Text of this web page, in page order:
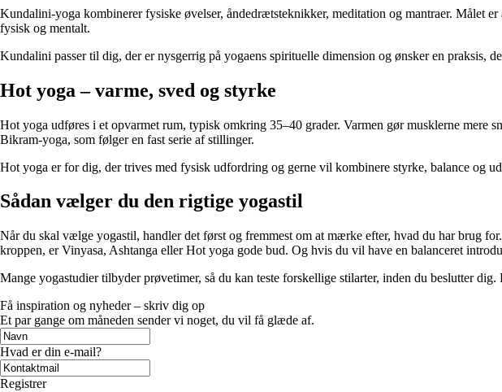
Kundalini-yoga kombinerer fysiske øvelser, åndedrætsteknikker, meditation og mantraer. Målet
fysisk og mentalt.
Kundalini passer til dig, der er nysgerrig på yogaens spirituelle dimension og ønsker en praksis,
Hot yoga – varme, sved og styrke
Hot yoga udføres i et opvarmet rum, typisk omkring 35–40 grader. Varmen gør musklerne
Bikram-yoga, som følger en fast serie af stillinger.
Hot yoga er for dig, der trives med fysisk udfordring og gerne vil kombinere styrke, balance og
Sådan vælger du den rigtige yogastil
Når du skal vælge yogastil, handler det først og fremmest om at mærke efter, hvad du har brug
kroppen, er Vinyasa, Ashtanga eller Hot yoga gode bud. Og hvis du vil have en balanceret
Mange yogastudier tilbyder prøvetimer, så du kan teste forskellige stilarter, inden du beslutter
Få inspiration og nyheder – skriv dig op
Et par gange om måneden sender vi noget, du vil få glæde af.
Hvad er din e-mail?
Registrer